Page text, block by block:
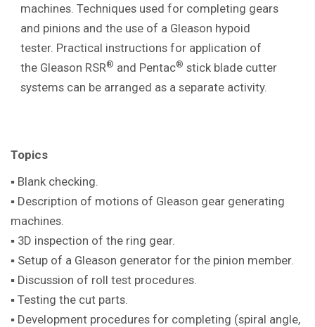
machines. Techniques used for completing gears
and pinions and the use of a Gleason hypoid
tester. Practical instructions for application of
the Gleason RSR® and Pentac® stick blade cutter
systems can be arranged as a separate activity.
Topics
▪ Blank checking.
▪ Description of motions of Gleason gear generating
machines.
▪ 3D inspection of the ring gear.
▪ Setup of a Gleason generator for the pinion member.
▪ Discussion of roll test procedures.
▪ Testing the cut parts.
▪ Development procedures for completing (spiral angle,